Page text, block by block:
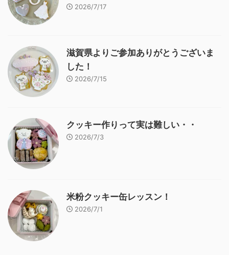
2026/7/17
滋賀県よりご参加ありがとうございま
した！
2026/7/15
クッキー作りって実は難しい・・
2026/7/3
米粉クッキー缶レッスン！
2026/7/1